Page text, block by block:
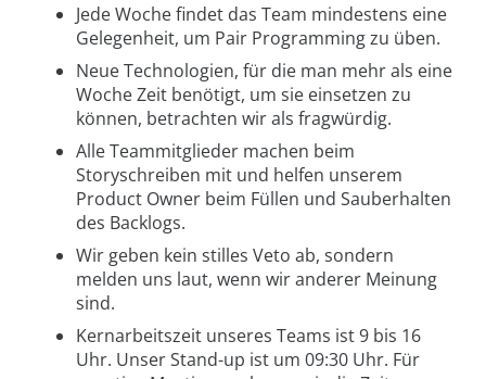
Jede Woche findet das Team mindestens eine
Gelegenheit, um Pair Programming zu üben.
Neue Technologien, für die man mehr als eine
Woche Zeit benötigt, um sie einsetzen zu
können, betrachten wir als fragwürdig.
Alle Teammitglieder machen beim
Storyschreiben mit und helfen unserem
Product Owner beim Füllen und Sauberhalten
des Backlogs.
Wir geben kein stilles Veto ab, sondern
melden uns laut, wenn wir anderer Meinung
sind.
Kernarbeitszeit unseres Teams ist 9 bis 16
Uhr. Unser Stand-up ist um 09:30 Uhr. Für